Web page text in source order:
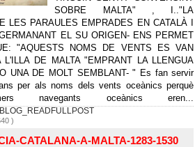
SOBRE MALTA" , I.."LA
LES PARAULES EMPRADES EN CATALÀ I
EL SU ORIGEN- ENS PERMET
"AQUESTS NOMS DE VENTS ES VAN
L'ILLA DE MALTA "EMPRANT LA LLENGUA
UNA DE MOLT SEMBLANT- " Es fan servir
per als noms dels vents oceànics perquè
navegants oceànics eren...
)
CATALANA-A-MALTA-1283-1530